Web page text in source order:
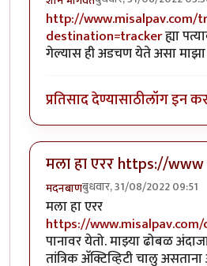
http://www.misalpav.com/
destination=trackerह्या
गेल्यास ही अडचण येते असा
प्रतिसाद देण्यासाठीलॉग इन
मला हा एरर https://www
मदनबाणबुधवार, 31/08/2022 09:51
मला हा एरर
https://
पानावर येतो. माझ्या ढोबळ
तांत्रिक अ‍ॅक्टिव्हिटी चालु